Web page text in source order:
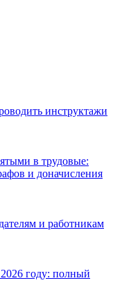
инструктажи
в трудовые:
и доначисления
и работникам
году: полный